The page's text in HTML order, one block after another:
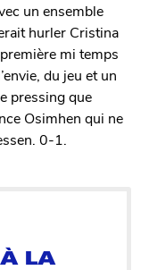
un ensemble
hurler Cristina
mi temps
du jeu et un
pressing que
Osimhen qui ne
0-1.